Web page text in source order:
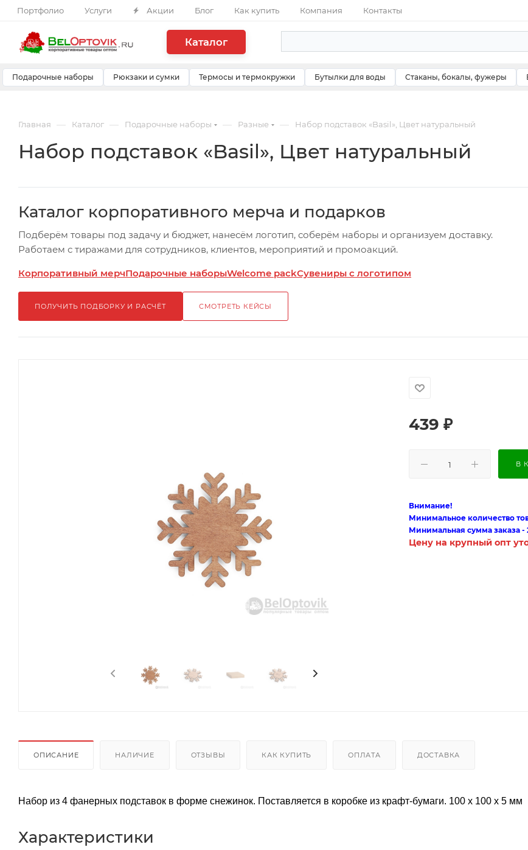
Портфолио Услуги Акции Блог Как купить Компания Контакты
Каталог
Подарочные наборы Рюкзаки и сумки Термосы и термокружки Бутылки для воды Стаканы, бокалы, фужеры
Главная — Каталог — Подарочные наборы — Разные — Набор подставок «Basil», Цвет натуральный
Набор подставок «Basil», Цвет натуральный
Каталог корпоративного мерча и подарков
Подберём товары под задачу и бюджет, нанесём логотип, соберём наборы и организуем доставку.
Работаем с тиражами для сотрудников, клиентов, мероприятий и промоакций.
Корпоративный мерчПодарочные наборыWelcome packСувениры с логотипом
ПОЛУЧИТЬ ПОДБОРКУ И РАСЧЁТ СМОТРЕТЬ КЕЙСЫ
439 ₽
В
Внимание!
Минимальное количество
Минимальная сумма заказа -
Цену на крупный опт
ОПИСАНИЕ НАЛИЧИЕ ОТЗЫВЫ КАК КУПИТЬ ОПЛАТА ДОСТАВКА
Набор из 4 фанерных подставок в форме снежинок. Поставляется в коробке из крафт-бумаги. 100 x 100 x 5 мм
Характеристики